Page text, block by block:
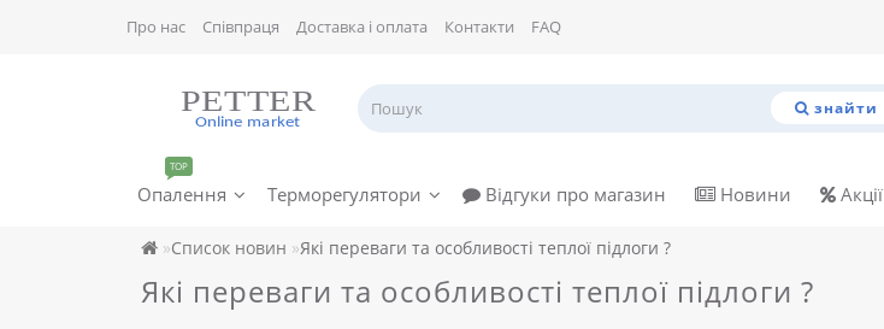
Про нас Співпраця Доставка і оплата Контакти FAQ
знайти
Опалення
TOP
Терморегулятори Відгуки про магазин Новини Акції
Список новин Які переваги та особливості теплої підлоги ?
Які переваги та особливості теплої підлоги ?